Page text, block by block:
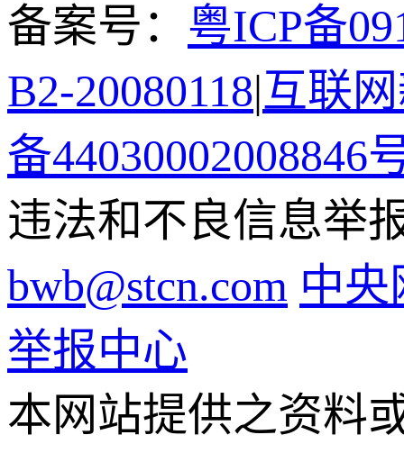
备案号： 粤ICP备
B2-20080118|互联
备44030002008846
违法和不良信息举
bwb@stcn.com 中
举报中心
本网站提供之资料